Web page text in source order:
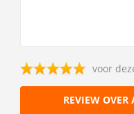
voor
REVIEW OVER